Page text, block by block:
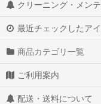
クリーニング・メン
最近チェックしたア
商品カテゴリ一覧
ご利用案内
配送・送料について